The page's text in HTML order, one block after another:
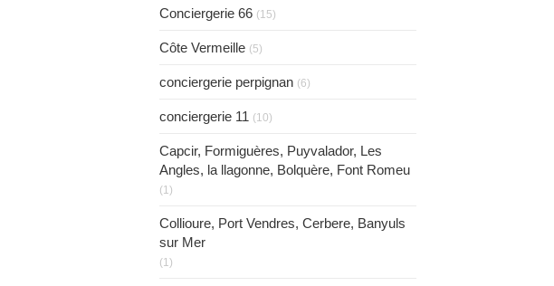
Conciergerie 66 (15)
Côte Vermeille (5)
conciergerie perpignan (6)
conciergerie 11 (10)
Capcir, Formiguères, Puyvalador, Les
Angles, la llagonne, Bolquère, Font Romeu
(1)
Collioure, Port Vendres, Cerbere, Banyuls
sur Mer
(1)